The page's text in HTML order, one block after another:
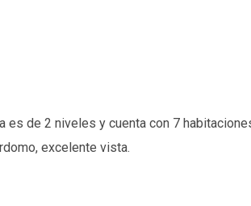
es de 2 niveles y cuenta con 7
excelente vista.